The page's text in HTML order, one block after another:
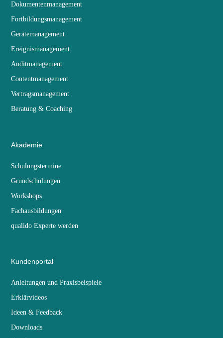
Dokumentenmanagement
Fortbildungsmanagement
Gerätemanagement
Ereignismanagement
Auditmanagement
Contentmanagement
Vertragsmanagement
Beratung & Coaching
Akademie
Schulungstermine
Grundschulungen
Workshops
Fachausbildungen
qualido Experte werden
Kundenportal
Anleitungen und Praxisbeispiele
Erklärvideos
Ideen & Feedback
Downloads